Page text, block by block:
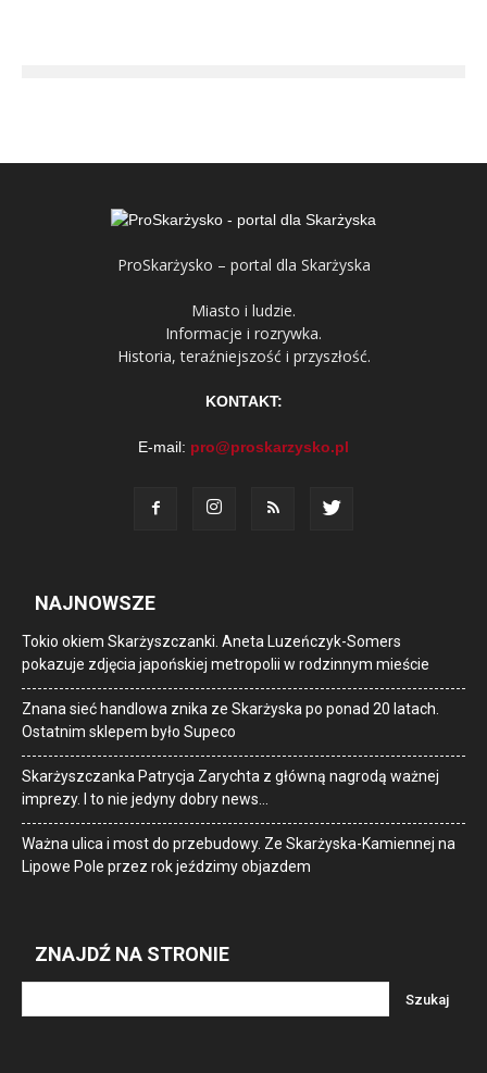
ProSkarżysko – portal dla Skarżyska
Miasto i ludzie.
Informacje i rozrywka.
Historia, teraźniejszość i przyszłość.
KONTAKT:
E-mail: pro@proskarzysko.pl
NAJNOWSZE
Tokio okiem Skarżyszczanki. Aneta Luzeńczyk-Somers
pokazuje zdjęcia japońskiej metropolii w rodzinnym mieście
Znana sieć handlowa znika ze Skarżyska po ponad 20 latach.
Ostatnim sklepem było Supeco
Skarżyszczanka Patrycja Zarychta z główną nagrodą ważnej
imprezy. I to nie jedyny dobry news…
Ważna ulica i most do przebudowy. Ze Skarżyska-Kamiennej na
Lipowe Pole przez rok jeździmy objazdem
ZNAJDŹ NA STRONIE